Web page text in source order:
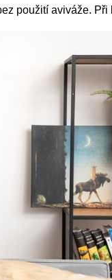
použití aviváže. Při